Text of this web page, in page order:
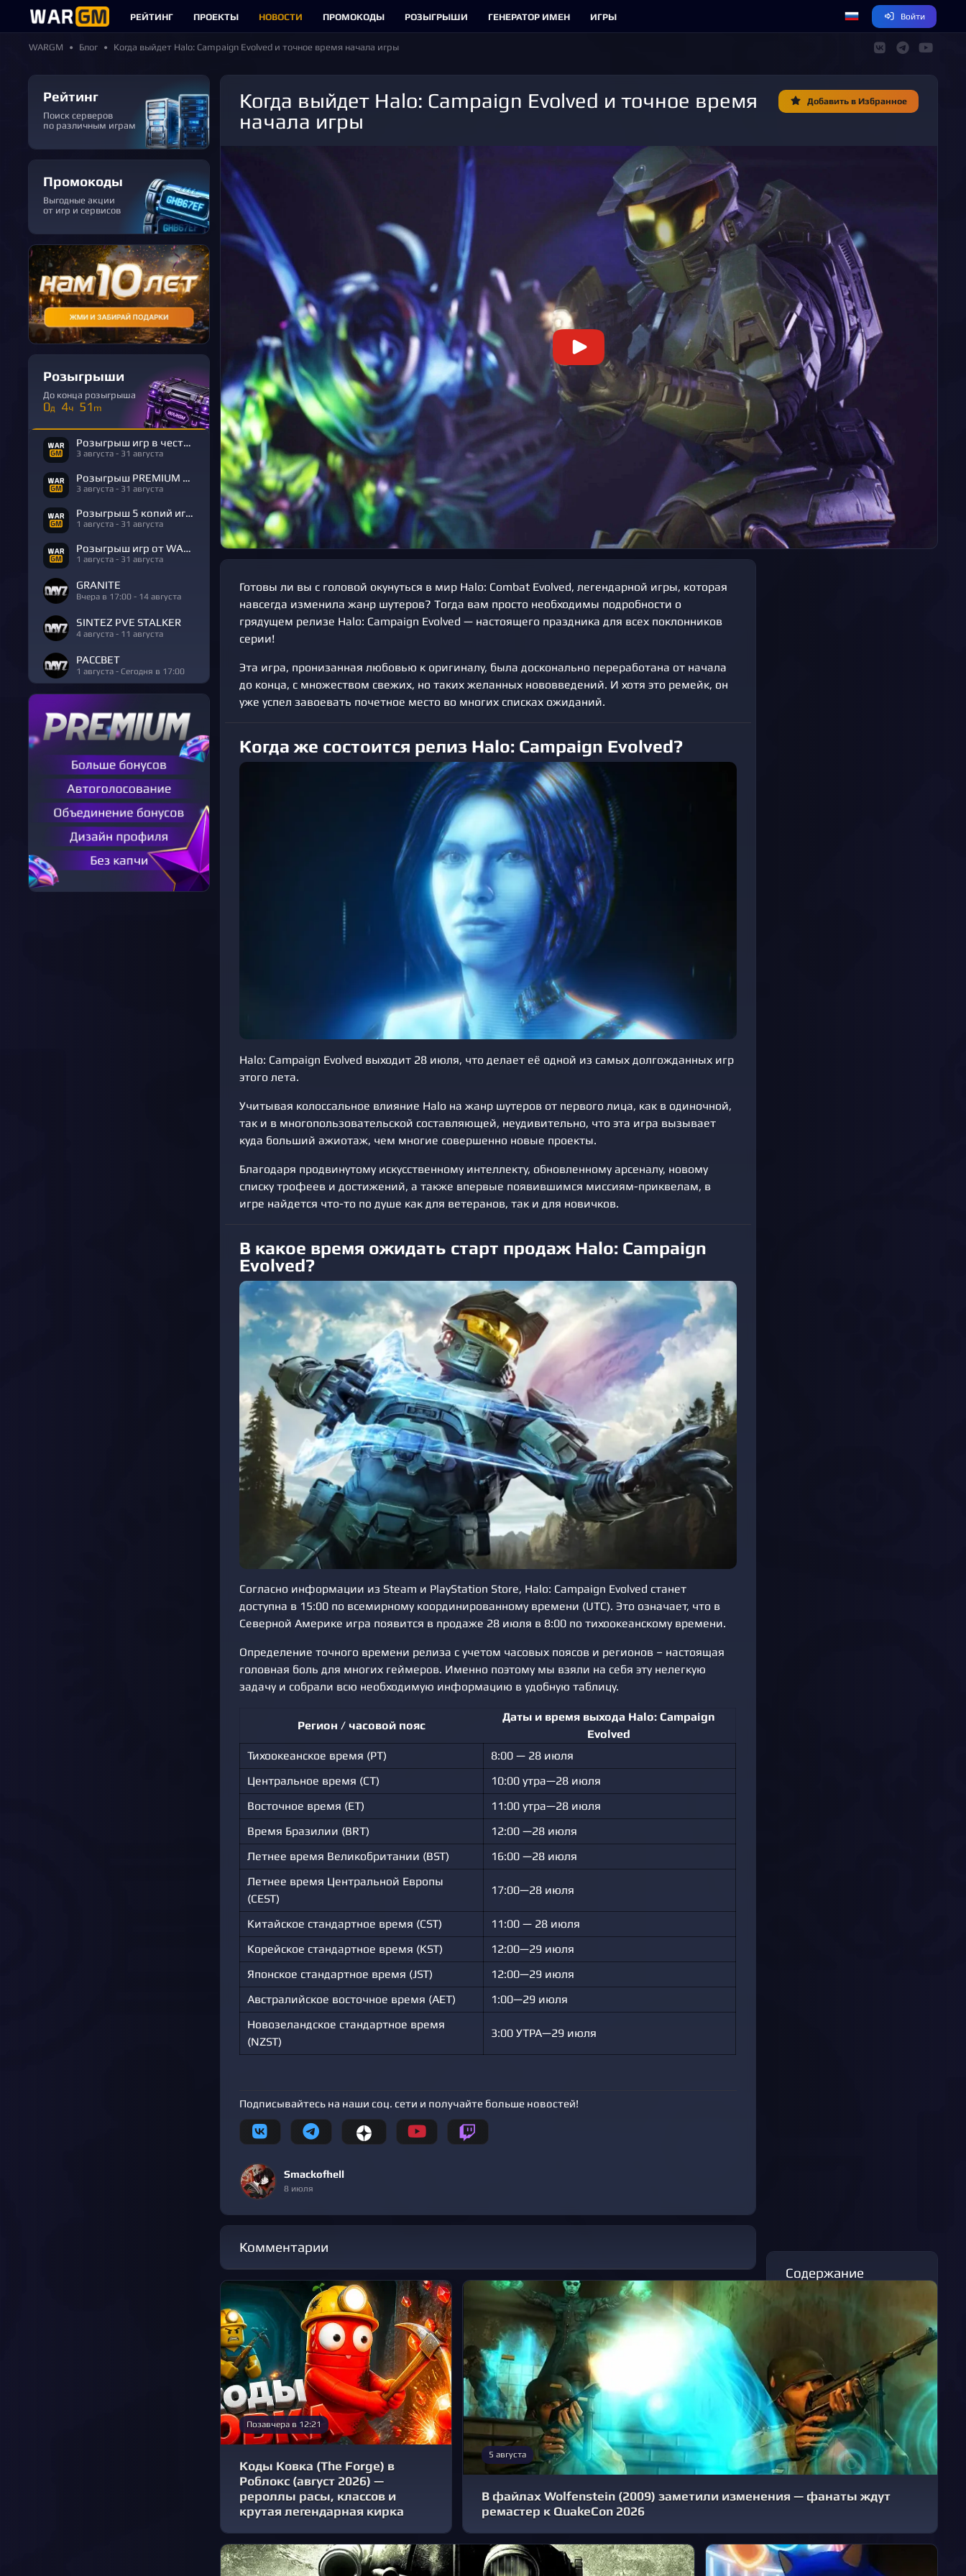
РЕЙТИНГ ПРОЕКТЫ НОВОСТИ ПРОМОКОДЫ РОЗЫГРЫШИ ГЕНЕРАТОР ИМЕН ИГРЫ Войти
WARGM Блог Когда выйдет Halo: Campaign Evolved и точное время начала игры
Рейтинг
Поиск серверов
по различным играм
Промокоды
Выгодные акции
от игр и сервисов
Розыгрыши
До конца розыгрыша
0д 4ч 51 m
Розыгрыш игр в честь Дня Рождения
3 августа - 31 августа
Розыгрыш PREMIUM в честь Дня Рождения
3 августа - 31 августа
Розыгрыш 5 копий игры R.E.P.O.
1 августа - 31 августа
Розыгрыш игр от WARGM
1 августа - 31 августа
GRANITE
Вчера в 17:00 - 14 августа
SINTEZ PVE STALKER
4 августа - 11 августа
РАССВЕТ
1 августа - Сегодня в 17:00
Добавить в Избранное
Когда выйдет Halo: Campaign Evolved и точное время
начала игры
Готовы ли вы с головой окунуться в мир Halo: Combat Evolved, легендарной игры, которая
навсегда изменила жанр шутеров? Тогда вам просто необходимы подробности о
грядущем релизе Halo: Campaign Evolved — настоящего праздника для всех поклонников
серии!
Эта игра, пронизанная любовью к оригиналу, была досконально переработана от начала
до конца, с множеством свежих, но таких желанных нововведений. И хотя это ремейк, он
уже успел завоевать почетное место во многих списках ожиданий.
Когда же состоится релиз Halo: Campaign Evolved?
Halo: Campaign Evolved выходит 28 июля, что делает её одной из самых долгожданных игр
этого лета.
Учитывая колоссальное влияние Halo на жанр шутеров от первого лица, как в одиночной,
так и в многопользовательской составляющей, неудивительно, что эта игра вызывает
куда больший ажиотаж, чем многие совершенно новые проекты.
Благодаря продвинутому искусственному интеллекту, обновленному арсеналу, новому
списку трофеев и достижений, а также впервые появившимся миссиям-приквелам, в
игре найдется что-то по душе как для ветеранов, так и для новичков.
В какое время ожидать старт продаж Halo: Campaign
Evolved?
Согласно информации из Steam и PlayStation Store, Halo: Campaign Evolved станет
доступна в 15:00 по всемирному координированному времени (UTC). Это означает, что в
Северной Америке игра появится в продаже 28 июля в 8:00 по тихоокеанскому времени.
Определение точного времени релиза с учетом часовых поясов и регионов – настоящая
головная боль для многих геймеров. Именно поэтому мы взяли на себя эту нелегкую
задачу и собрали всю необходимую информацию в удобную таблицу.
Регион / часовой пояс
Даты и время выхода Halo: Campaign
Evolved
Тихоокеанское время (PT)
8:00 — 28 июля
Центральное время (CT)
10:00 утра—28 июля
Восточное время (ET)
11:00 утра—28 июля
Время Бразилии (BRT)
12:00 —28 июля
Летнее время Великобритании (BST)
16:00 —28 июля
Летнее время Центральной Европы
(CEST)
17:00—28 июля
Китайское стандартное время (CST)
11:00 — 28 июля
Корейское стандартное время (KST)
12:00—29 июля
Японское стандартное время (JST)
12:00—29 июля
Австралийское восточное время (AET)
1:00—29 июля
Новозеландское стандартное время
(NZST)
3:00 УТРА—29 июля
Подписывайтесь на наши соц. сети и получайте больше новостей!
Smackofhell
8 июля
Комментарии
Содержание
релиз Halo: Campaign
Evolved?
В какое время ожидать
старт продаж Halo:
Campaign Evolved?
Комментарии
Позавчера в 12:21
Коды Ковка (The Forge) в
Роблокс (август 2026) —
рероллы расы, классов и
крутая легендарная кирка
5 августа
В файлах Wolfenstein (2009) заметили изменения — фанаты ждут
ремастер к QuakeCon 2026